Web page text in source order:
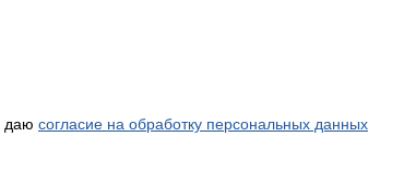
даю согласие на обработку персональных данных